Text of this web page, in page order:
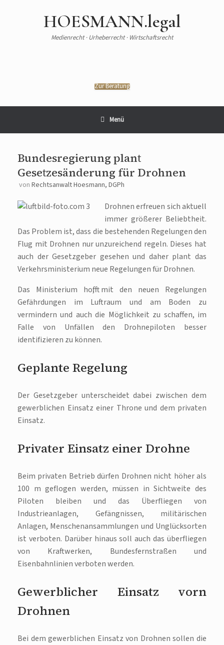
HOESMANN.legal
Medienrecht · Urheberrecht · Wirtschaftsrecht
Zur Beratung
Menü
Bundesregierung plant
Gesetzesänderung für Drohnen
von Rechtsanwalt Hoesmann, DGPh
Drohnen erfreuen sich aktuell
immer größerer Beliebtheit.
Das Problem ist, dass die bestehenden Regelungen den
Flug mit Drohnen nur unzureichend regeln. Dieses hat
auch der Gesetzgeber gesehen und daher plant das
Verkehrsministerium neue Regelungen für Drohnen.
Das Ministerium hofft, mit den neuen Regelungen
Gefährdungen im Luftraum und am Boden zu
vermindern und auch die Möglichkeit zu schaffen, im
Falle von Unfällen den Drohnepiloten besser
identifizieren zu können.
Geplante Regelung
Der Gesetzgeber unterscheidet dabei zwischen dem
gewerblichen Einsatz einer Throne und dem privaten
Einsatz.
Privater Einsatz einer Drohne
Beim privaten Betrieb dürfen Drohnen nicht höher als
100 m geflogen werden, müssen in Sichtweite des
Piloten bleiben und das Überfliegen von
Industrieanlagen, Gefängnissen, militärischen
Anlagen, Menschenansammlungen und Unglücksorten
ist verboten. Darüber hinaus soll auch das überfliegen
von Kraftwerken, Bundesfernstraßen und
Eisenbahnlinien verboten werden.
Gewerblicher Einsatz vorn
Drohnen
Bei dem gewerblichen Einsatz von Drohnen sollen die